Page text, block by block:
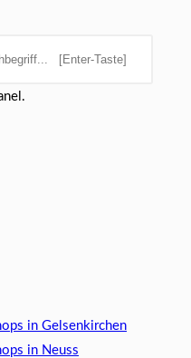
in Gelsenkirchen
in Neuss